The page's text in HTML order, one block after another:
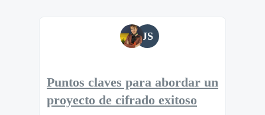
JS
Puntos claves para abordar un
proyecto de cifrado exitoso